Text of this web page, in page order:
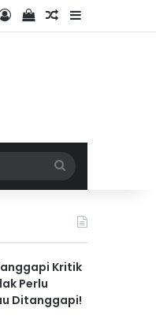
Log InView your
Random Article
Sidebar
for
Kritik
Perlu
Ditanggapi!